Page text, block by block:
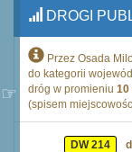
DROGI
Przez Osada
do kategorii
dróg w promieniu 10
(spisem
DW 214